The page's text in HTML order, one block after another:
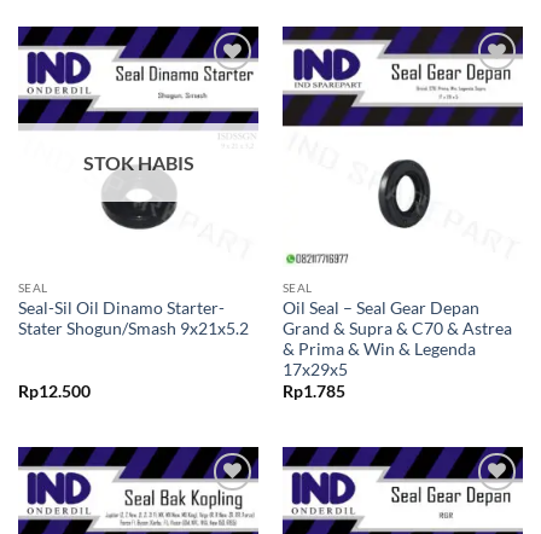
ke Wishlist
STOK HABIS
SEAL
Seal-Sil Oil Dinamo Starter-
Stater Shogun/Smash 9x21x5.2
Rp12.500
Tambahkan
ke Wishlist
SEAL
Oil Seal – Seal Gear Depan
Grand & Supra & C70 & Astrea
& Prima & Win & Legenda
17x29x5
Rp1.785
Tambahkan
ke Wishlist
Tambahkan